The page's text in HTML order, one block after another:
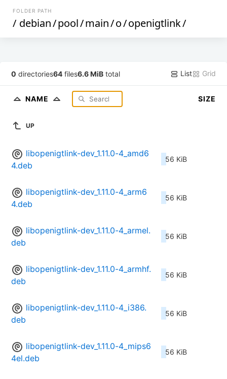
FOLDER PATH
/ debian/pool/main/o/openigtlink/
0 directories64 files6.6 MiB total List Grid
NAME SIZE
UP
libopenigtlink-dev_1.11.0-4_amd6
4.deb
56 KiB
libopenigtlink-dev_1.11.0-4_arm6
4.deb
56 KiB
libopenigtlink-dev_1.11.0-4_armel.
deb
56 KiB
libopenigtlink-dev_1.11.0-4_armhf.
deb
56 KiB
libopenigtlink-dev_1.11.0-4_i386.
deb
56 KiB
libopenigtlink-dev_1.11.0-4_mips6
4el.deb
56 KiB